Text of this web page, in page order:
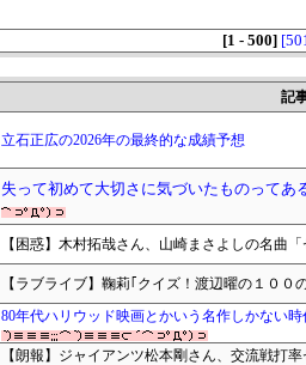
[1 - 500]
記
立石正広の2026年の最終的な成績予想
失って初めて大切さに気づいたものってあ
【困惑】木村拓哉さん、山崎まさよしの名曲
【ラブライブ】鞠莉｢クイズ！渡辺曜の１００
80年代ハリウッド映画とかいう名作しかない
【朗報】ジャイアンツ松本剛さん、交流戦打